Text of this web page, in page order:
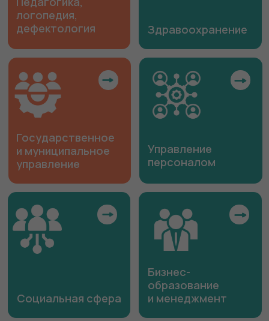
Охрана труда
ИТ-технологии
Культура и спорт
Охрана труда
ИТ-технологии
Культура и спорт
Экономика
и финансы